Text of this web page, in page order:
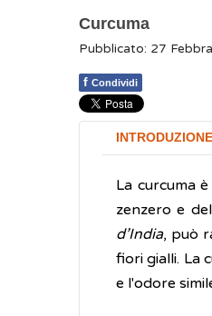
Curcuma
Pubblicato: 27
f Condividi
INTRODUZIONE
La curcuma
zenzero e
d’India, può
fiori gialli. La
e l'odore